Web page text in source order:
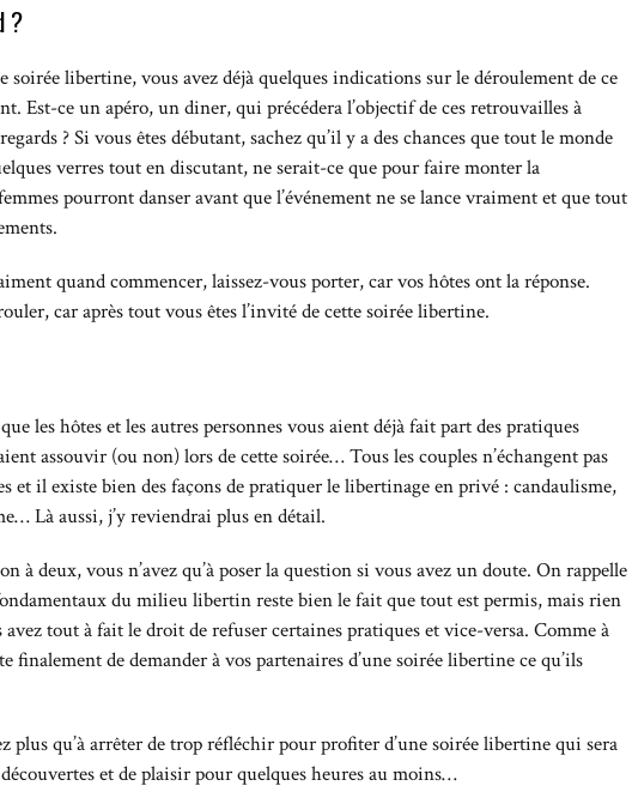
?
soirée libertine, vous avez déjà quelques indications sur le déroulement de ce
Est-ce un apéro, un diner, qui précédera l’objectif de ces retrouvailles à
? Si vous êtes débutant, sachez qu’il y a des chances que tout le monde
verres tout en discutant, ne serait-ce que pour faire monter la
pourront danser avant que l’événement ne se lance vraiment et que tout
quand commencer, laissez-vous porter, car vos hôtes ont la réponse.
car après tout vous êtes l’invité de cette soirée libertine.
les hôtes et les autres personnes vous aient déjà fait part des pratiques
assouvir (ou non) lors de cette soirée… Tous les couples n’échangent pas
et il existe bien des façons de pratiquer le libertinage en privé : candaulisme,
Là aussi, j’y reviendrai plus en détail.
à deux, vous n’avez qu’à poser la question si vous avez un doute. On rappelle
du milieu libertin reste bien le fait que tout est permis, mais rien
tout à fait le droit de refuser certaines pratiques et vice-versa. Comme à
finalement de demander à vos partenaires d’une soirée libertine ce qu’ils
plus qu’à arrêter de trop réfléchir pour profiter d’une soirée libertine qui sera
et de plaisir pour quelques heures au moins…